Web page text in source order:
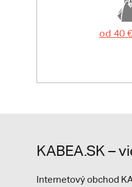
od 40
KABEA.SK –
Internetový obchod